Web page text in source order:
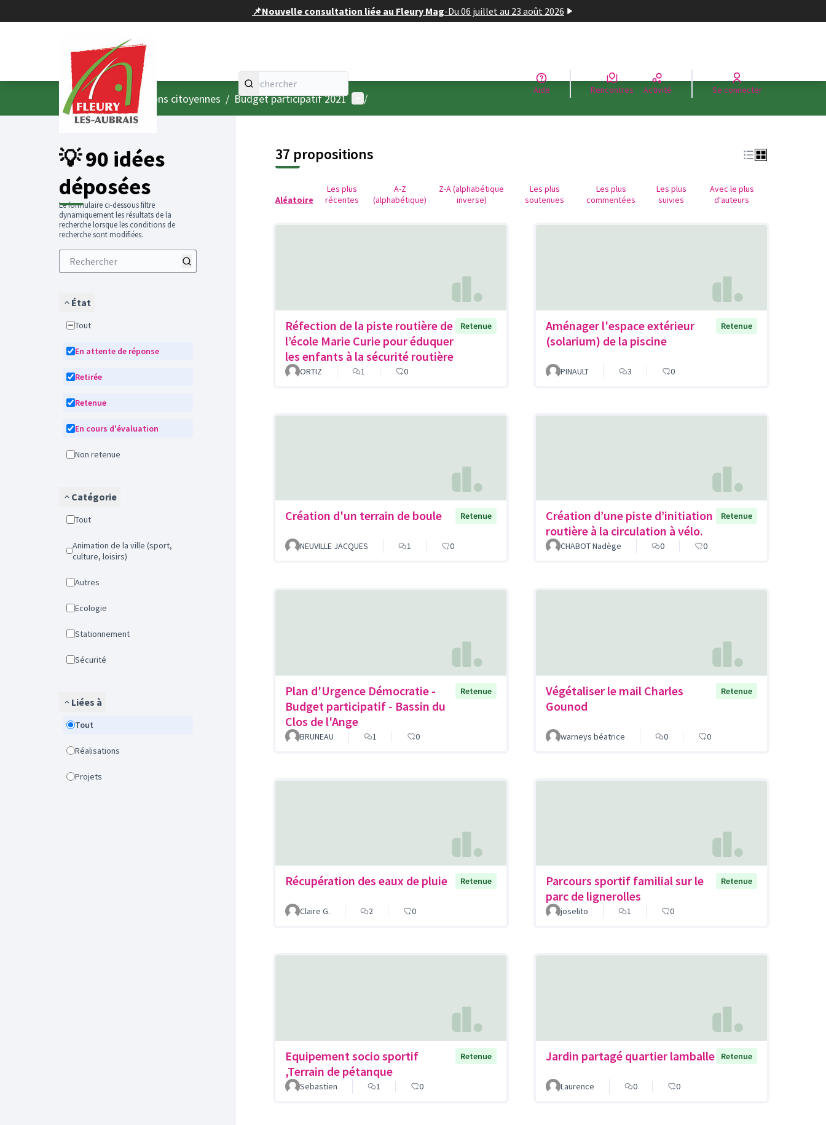
📌Nouvelle consultation liée au Fleury Mag-Du 06 juillet au 23 août 2026
Aide Rencontres Activité Se connecter
AccueilMenu principal
/ Consultations citoyennes / Budget participatif 2021 Menu utilisateur
/
💡 90 idées
déposées
Le formulaire ci-dessous filtre
dynamiquement les résultats de la
recherche lorsque les conditions de
recherche sont modifiées.
État
Tout
En attente de réponse
Retirée
Retenue
En cours d'évaluation
Non retenue
Catégorie
Tout
Animation de la ville (sport,
culture, loisirs)
Autres
Ecologie
Stationnement
Sécurité
Liées à
Tout
Réalisations
Projets
37 propositions
Aléatoire
Les plus
récentes
A-Z
(alphabétique)
Z-A (alphabétique
inverse)
Les plus
soutenues
Les plus
commentées
Les plus
suivies
Avec le plus
d'auteurs
Réfection de la piste routière de
l’école Marie Curie pour éduquer
les enfants à la sécurité routière
Retenue
ORTIZ 1 0
Aménager l'espace extérieur
(solarium) de la piscine
Retenue
PINAULT 3 0
Création d'un terrain de boule Retenue
NEUVILLE JACQUES 1 0
Création d’une piste d’initiation
routière à la circulation à vélo.
Retenue
CHABOT Nadège 0 0
Plan d'Urgence Démocratie -
Budget participatif - Bassin du
Clos de l'Ange
Retenue
BRUNEAU 1 0
Végétaliser le mail Charles
Gounod
Retenue
warneys béatrice 0 0
Récupération des eaux de pluie Retenue
Claire G. 2 0
Parcours sportif familial sur le
parc de lignerolles
Retenue
joselito 1 0
Equipement socio sportif
,Terrain de pétanque
Retenue
Sebastien 1 0
Jardin partagé quartier lamballe Retenue
Laurence 0 0